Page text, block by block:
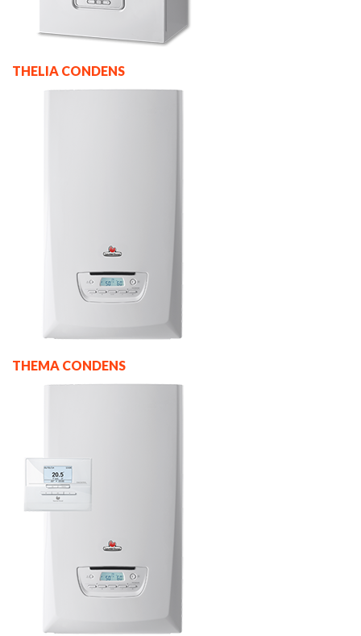
THELIA CONDENS
THEMA CONDENS